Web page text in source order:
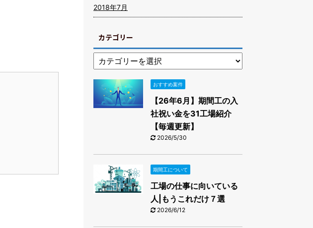
2018年7月
カテゴリー
おすすめ案件
【26年6月】期間工の入
社祝い金を31工場紹介
【毎週更新】
2026/5/30
期間工について
工場の仕事に向いている
人|もうこれだけ７選
2026/6/12